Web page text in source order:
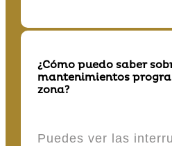
¿Cómo puedo saber
mantenimientos
zona?
Puedes ver las